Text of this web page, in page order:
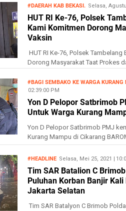
#DAERAH KAB BEKASI. Selasa,
HUT RI Ke-76, Polsek
Kami Komitmen Dorong
Vaksin
HUT RI Ke-76, Polsek
Dorong Masyarakat Taat Prokes
#BAGI SEMBAKO KE WARGA KURANG
8/06/2021 02:39:00 PM
Yon D Pelopor Satbrimob
Untuk Warga Kurang
Yon D Pelopor Satbrimob PMJ
Kurang Mampu di Cikarang
Batalyon D Pelopor...
#HEADLINE Selasa, Mei 25, 2021
5/25/2021
Tim SAR Batalion C
Puluhan Korban Banjir
Jakarta Selatan
Tim SAR Batalyon C Brimob